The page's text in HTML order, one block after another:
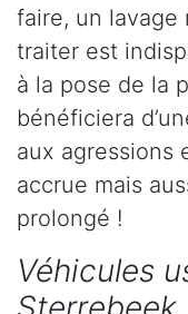
faire, un lavage
traiter est
à la pose de la
bénéficiera
aux agressions
accrue mais
prolongé !
Véhicules